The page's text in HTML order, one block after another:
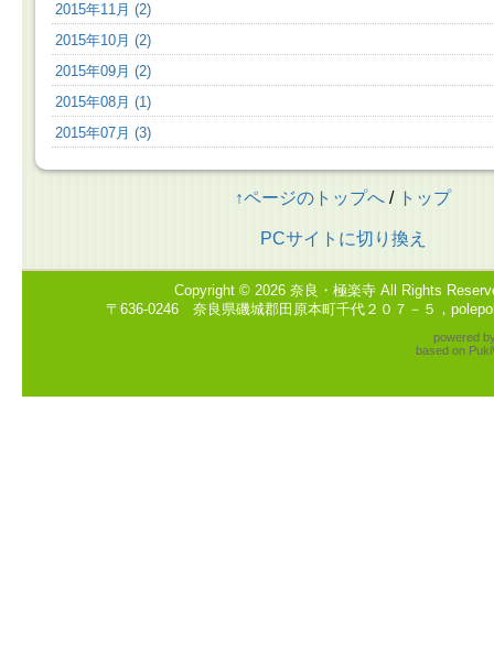
2015年11月 (2)
2015年10月 (2)
2015年09月 (2)
2015年08月 (1)
2015年07月 (3)
↑ページのトップへ / トップ
PCサイトに切り換え
Copyright © 2026 奈良・極楽寺 All Rights
〒636-0246 奈良県磯城郡田原本町千代２０７－５，
powered
based on